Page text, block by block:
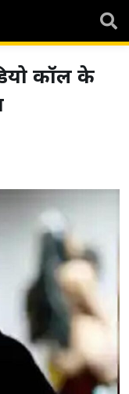
कॉल के